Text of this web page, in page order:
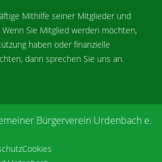
Mithilfe seiner Mitglieder und
Sie Mitglied werden möchten,
haben oder finanzielle
dann sprechen Sie uns an.
Bürgerverein Urdenbach e.
Cookies